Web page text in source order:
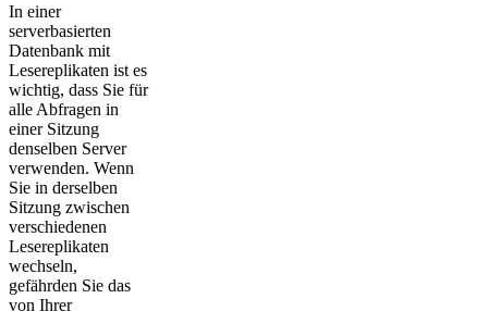
In einer
serverbasierten
Datenbank mit
Lesereplikaten ist es
wichtig, dass Sie für
alle Abfragen in
einer Sitzung
denselben Server
verwenden. Wenn
Sie in derselben
Sitzung zwischen
verschiedenen
Lesereplikaten
wechseln,
gefährden Sie das
von Ihrer